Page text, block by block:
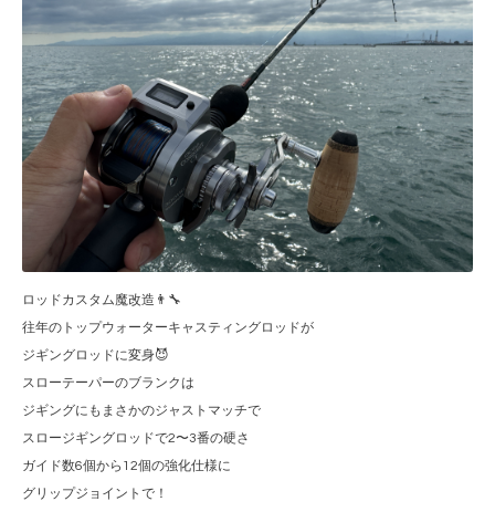
ロッドカスタム魔改造👨‍🔧
往年のトップウォーターキャスティングロッドが
ジギングロッドに変身😈
スローテーパーのブランクは
ジギングにもまさかのジャストマッチで
スロージギングロッドで2〜3番の硬さ
ガイド数6個から12個の強化仕様に
グリップジョイントで！